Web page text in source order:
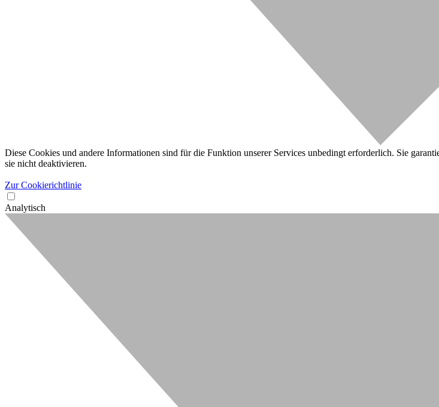
Diese Cookies und andere Informationen sind für die Funktion unserer Services unbedingt erforderlich. Sie
sie nicht deaktivieren.
Zur Cookierichtlinie
Analytisch